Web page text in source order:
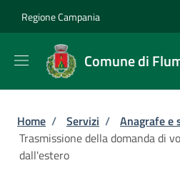
Regione Campania
Comune di
Briciole di pane
Home / Servizi / Anagrafe e
Trasmissione della domanda di
dall'estero